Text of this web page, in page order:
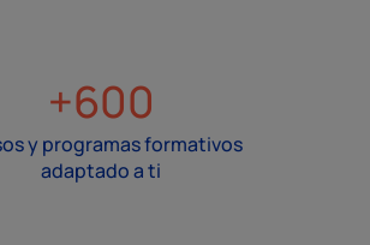
+600
y programas formativos
adaptado a ti